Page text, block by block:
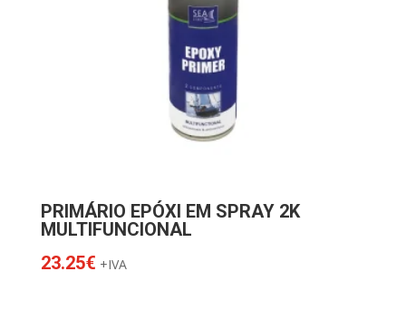
PRIMÁRIO EPÓXI EM SPRAY 2K
MULTIFUNCIONAL
23.25€ +IVA